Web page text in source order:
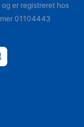
er registreret hos
01104443